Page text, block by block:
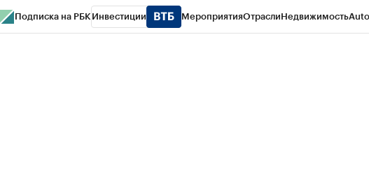
Подписка на РБК Инвестиции МероприятияОтраслиНедвижимость